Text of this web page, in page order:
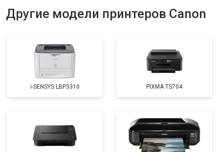
Другие модели принтеров Canon
i-SENSYS LBP3310 PIXMA TS704